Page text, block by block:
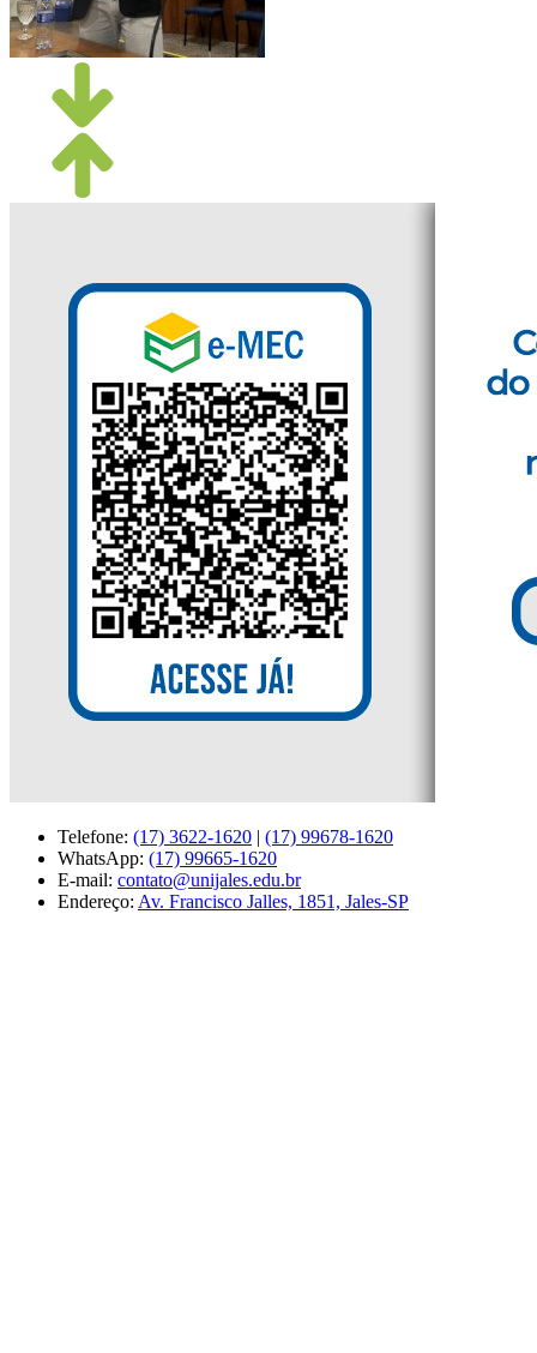
Telefone: (17) 3622-1620 | (17) 99678-1620
WhatsApp: (17) 99665-1620
E-mail: contato@unijales.edu.br
Endereço: Av. Francisco Jalles, 1851, Jales-SP